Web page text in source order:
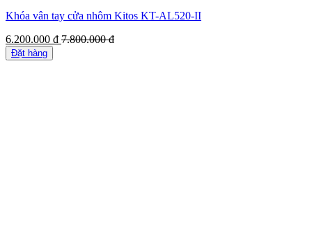
Khóa vân tay cửa nhôm Kitos KT-AL520-II
6.200.000 đ 7.800.000đ
Đặt hàng